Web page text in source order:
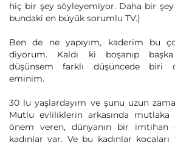
hiç bir şey söyleyemiyor. Daha bir şey
bundaki en büyük sorumlu TV.)
Ben de ne yapıyım, kaderim bu
diyorum. Kaldı ki boşanıp
düşünsem farklı düşüncede biri
eminim.
30 lu yaşlardayım ve şunu uzun
Mutlu evliliklerin arkasında mutlaka
önem veren, dünyanın bir imtihan
kadınlar var. Ve bu kadınlar kocaları